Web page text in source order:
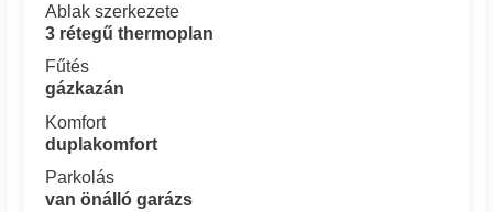
Ablak szerkezete
3 rétegű thermoplan
Fűtés
gázkazán
Komfort
duplakomfort
Parkolás
van önálló garázs